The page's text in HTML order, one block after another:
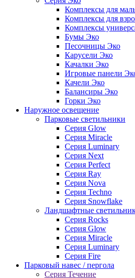
Комплексы для
Комплексы для
Комплексы
Бумы Эко
Песочницы Эко
Карусели Эко
Качалки Эко
Игровые панели
Качели Эко
Балансиры Эко
Горки Эко
Наружное освещение
Парковые светильники
Серия Glow
Серия Miracle
Серия Luminary
Серия Next
Серия Perfect
Серия Ray
Серия Nova
Серия Techno
Серия Snowflake
Ландшафтные
Серия Rocks
Серия Glow
Серия Miracle
Серия Luminary
Серия Fire
Парковый навес / пергола
Серия Течение